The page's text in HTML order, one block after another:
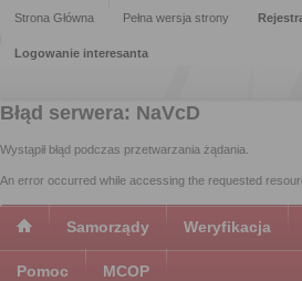
Strona Główna Pełna wersja strony
Logowanie interesanta
Błąd serwera: NaVcD
Wystąpił błąd podczas przetwarzania żądania.
An error occurred while accessing the requested
Samorządy Weryfikacja
Pomoc MCOP